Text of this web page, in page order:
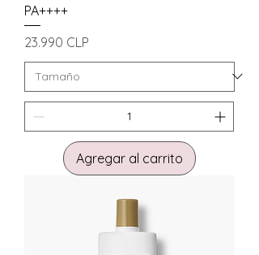
PA++++
Precio
23.990 CLP
Agregar al carrito